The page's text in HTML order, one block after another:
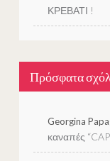
ΚΡΕΒΑΤΙ !
Πρόσφατα
Georgina
καναπές